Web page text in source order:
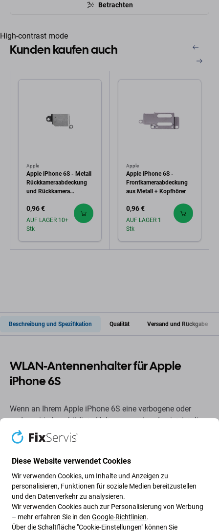
Betrachten
High-contrast mode
Kunden kaufen auch
Apple
Apple iPhone 6S - Metall
Rückkameraabdeckung
und Rückkamera
0,96 €
AUF LAGER 10+
Stk
Apple
Apple iPhone 6S -
Frontkameraabdeckung
aus Metall + Kopfhörer
0,96 €
AUF LAGER 1
Stk
Beschreibung und Spezifikation Qualität Versand und Rückgabe
WLAN-Antennenhalter für Apple
iPhone 6S
Wenn an Ihrem Apple iPhone 6S eine verbogene oder
anderweitig beschädigte Halterung vorhanden ist, ist dies
das Teil, das Sie benötigen, damit Ihr Gerät wieder und
ohne Schäden funktioniert.
Qualität: Aftermarket– Als Aftermarket verkaufte
Ersatzteile werden nach den gleichen Standards,
Spezifikationen und Materialien wie das Original
hergestellt. Es handelt sich um eine Kopie des Originals.
Diese Website verwendet Cookies
Wir verwenden Cookies, um Inhalte und Anzeigen zu
personalisieren, Funktionen für soziale Medien bereitzustellen
und den Datenverkehr zu analysieren.
Wir verwenden Cookies auch zur Personalisierung von Werbung
– mehr erfahren Sie in den Google-Richtlinien.
Über die Schaltfläche "Cookie-Einstellungen" können Sie